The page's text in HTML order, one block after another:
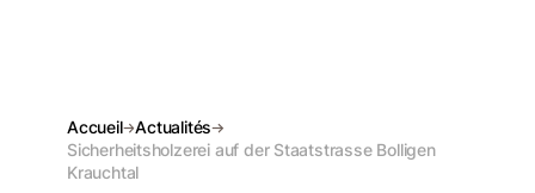
Accueil
Actualités
Sicherheitsholzerei auf der Staatstrasse Bolligen
Krauchtal